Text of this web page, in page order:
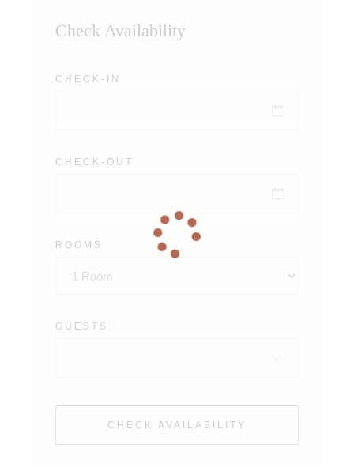
Check Availability
CHECK-IN
CHECK-OUT
ROOMS
GUESTS:
CHECK AVAILABILITY